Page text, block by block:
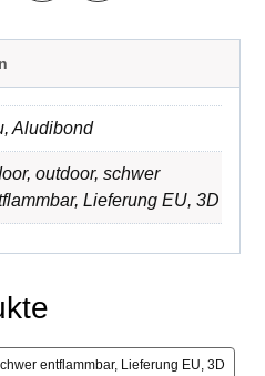
, Aludibond
, outdoor, schwer
, Lieferung EU, 3D
entflammbar, Lieferung EU, 3D